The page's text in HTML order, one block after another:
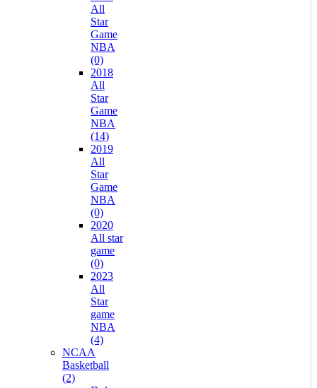
All
Star
Game
NBA
(0)
2018
All
Star
Game
NBA
(14)
2019
All
Star
Game
NBA
(0)
2020
All star
game
(0)
2023
All
Star
game
NBA
(4)
NCAA
Basketball
(2)